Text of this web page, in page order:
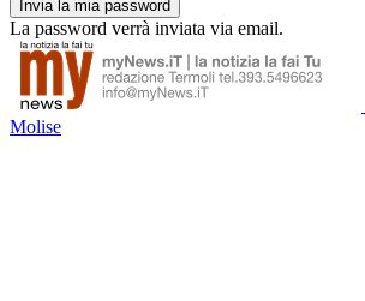
La password verrà inviata via email.
Molise